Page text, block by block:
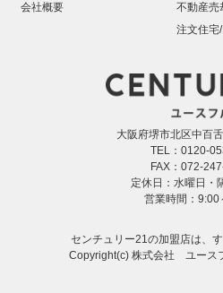
会社概要
不動産売
注文住宅
大阪府堺市北区中百
TEL：0120-
FAX：072-
定休日：水曜日・
営業時間：9:00
センチュリー21の加盟店は、
Copyright(c) 株式会社 ユース